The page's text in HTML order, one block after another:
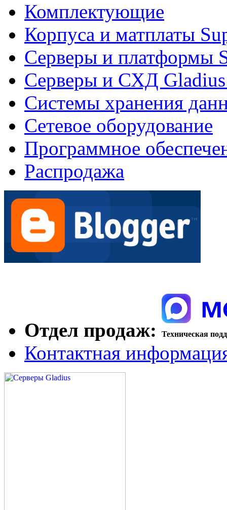
Комплектующие
Корпуса и матплаты
Серверы и платформы
Серверы и СХД Gladius
Системы хранения
Сетевое оборудование
Программное
Распродажа
Отдел продаж: Техническая
Контактная